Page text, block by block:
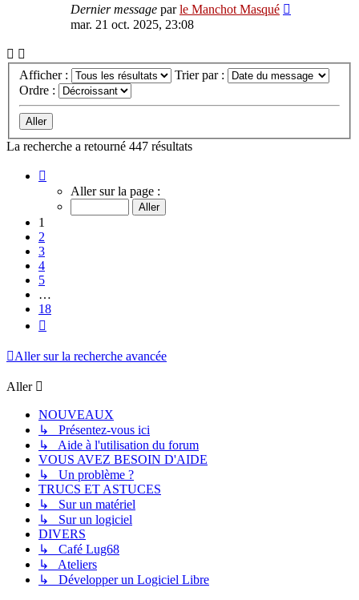
Dernier message parle Manchot Masqué
mar. 21 oct. 2025, 23:08
Afficher :
Trier par :
Ordre :
La recherche a retourné 447 résultats
sur
Aller sur la page :
1
2
3
4
5
…
18
Aller sur la recherche avancée
Aller
NOUVEAUX
↳ Présentez-vous ici
↳ Aide à l'utilisation du forum
VOUS AVEZ BESOIN D'AIDE
↳ Un problème ?
TRUCS ET ASTUCES
↳ Sur un matériel
↳ Sur un logiciel
DIVERS
↳ Café Lug68
↳ Ateliers
↳ Développer un Logiciel Libre